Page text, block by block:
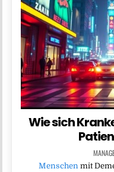
Wie sich
Menschen mit